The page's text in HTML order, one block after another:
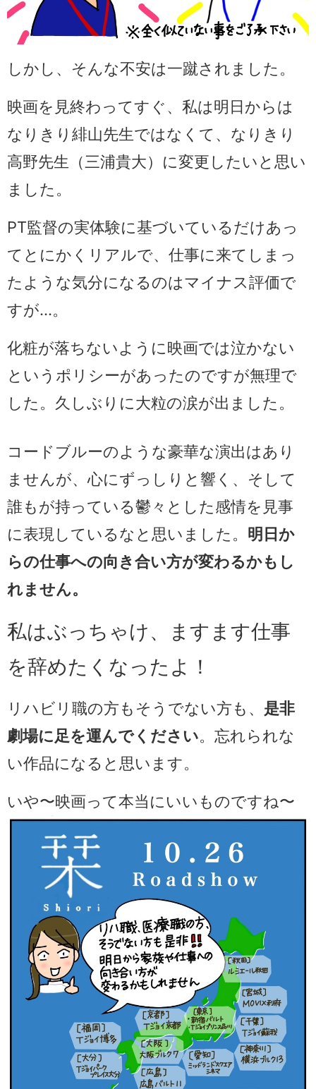
しかし、そんな不安は一蹴されました。
映画を見終わってすぐ、私は明日からは
なりきり緋山先生ではなくて、なりきり
高野先生（三浦貴大）に変更したいと思い
ました。
PT監督の実体験に基づいているだけあっ
てとにかくリアルで、仕事に来てしまっ
たような気分になるのはマイナス評価で
すが…。
化粧が落ちないように映画では泣かない
というポリシーがあったのですが無理で
した。久しぶりに大粒の涙が出ました。
コードブルーのような豪華な演出はあり
ませんが、心にずっしりと響く、そして
誰もが持っている鬱々とした感情を見事
に表現しているなと思いました。 明日か
らの仕事への向き合い方が変わるかもし
れません。
私はぶっちゃけ、ますます仕事
を辞めたくなったよ！
リハビリ職の方もそうでない方も、 是非
劇場に足を運んでください。忘れられな
い作品になると思います。
いや〜映画って本当にいいものですね〜